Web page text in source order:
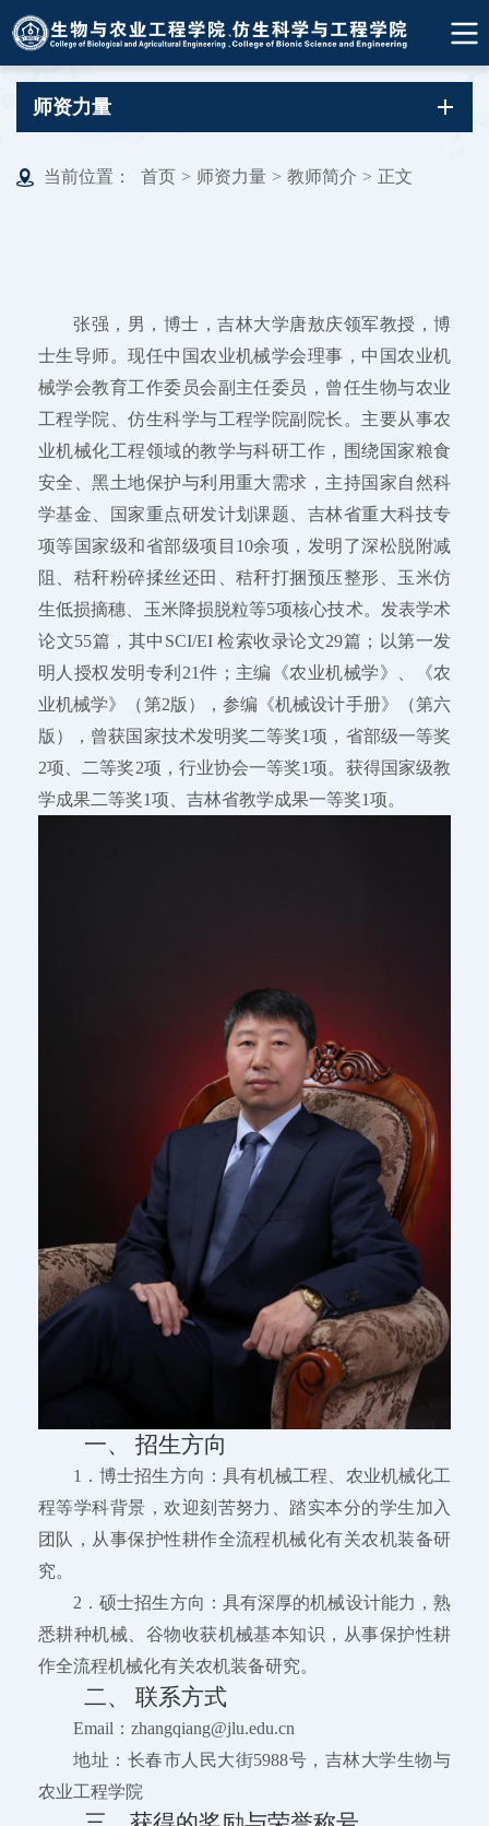
师资力量
当前位置： 首页 > 师资力量 > 教师简介 > 正文
张强，男，博士，吉林大学唐敖庆领军教授，博
士生导师。现任中国农业机械学会理事，中国农业机
械学会教育工作委员会副主任委员，曾任生物与农业
工程学院、仿生科学与工程学院副院长。主要从事农
业机械化工程领域的教学与科研工作，围绕国家粮食
安全、黑土地保护与利用重大需求，主持国家自然科
学基金、国家重点研发计划课题、吉林省重大科技专
项等国家级和省部级项目10余项，发明了深松脱附减
阻、秸秆粉碎揉丝还田、秸秆打捆预压整形、玉米仿
生低损摘穗、玉米降损脱粒等5项核心技术。发表学术
论文55篇，其中SCI/EI 检索收录论文29篇；以第一发
明人授权发明专利21件；主编《农业机械学》、《农
业机械学》（第2版），参编《机械设计手册》（第六
版），曾获国家技术发明奖二等奖1项，省部级一等奖
2项、二等奖2项，行业协会一等奖1项。获得国家级教
学成果二等奖1项、吉林省教学成果一等奖1项。
一、 招生方向
1．博士招生方向：具有机械工程、农业机械化工
程等学科背景，欢迎刻苦努力、踏实本分的学生加入
团队，从事保护性耕作全流程机械化有关农机装备研
究。
2．硕士招生方向：具有深厚的机械设计能力，熟
悉耕种机械、谷物收获机械基本知识，从事保护性耕
作全流程机械化有关农机装备研究。
二、 联系方式
Email：zhangqiang@jlu.edu.cn
地址：长春市人民大街5988号，吉林大学生物与
农业工程学院